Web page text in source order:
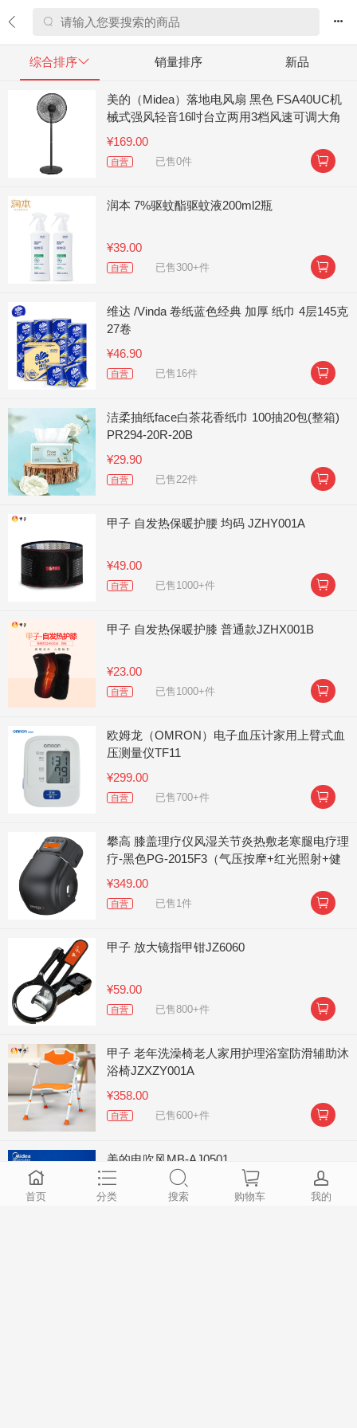
 
综合排序 销量排序 新品
美的（Midea）落地电风扇 黑色 FSA40UC机
械式强风轻音16吋台立两用3档风速可调大角
度左右送风
¥169.00
自营 已售0件 
润本 7%驱蚊酯驱蚊液200ml2瓶
¥39.00
自营 已售300+件 
维达 /Vinda 卷纸蓝色经典 加厚 纸巾 4层145克
27卷
¥46.90
自营 已售16件 
洁柔抽纸face白茶花香纸巾 100抽20包(整箱)
PR294-20R-20B
¥29.90
自营 已售22件 
甲子 自发热保暖护腰 均码 JZHY001A
¥49.00
自营 已售1000+件 
甲子 自发热保暖护膝 普通款JZHX001B
¥23.00
自营 已售1000+件 
欧姆龙（OMRON）电子血压计家用上臂式血
压测量仪TF11
¥299.00
自营 已售700+件 
攀高 膝盖理疗仪风湿关节炎热敷老寒腿电疗理
疗-黑色PG-2015F3（气压按摩+红光照射+健
康磁石）
¥349.00
自营 已售1件 
甲子 放大镜指甲钳JZ6060
¥59.00
自营 已售800+件 
甲子 老年洗澡椅老人家用护理浴室防滑辅助沐
浴椅JZXZY001A
¥358.00
自营 已售600+件 
美的电吹风MB-AJ0501
¥74.90
首页 分类 搜索 购物车 我的